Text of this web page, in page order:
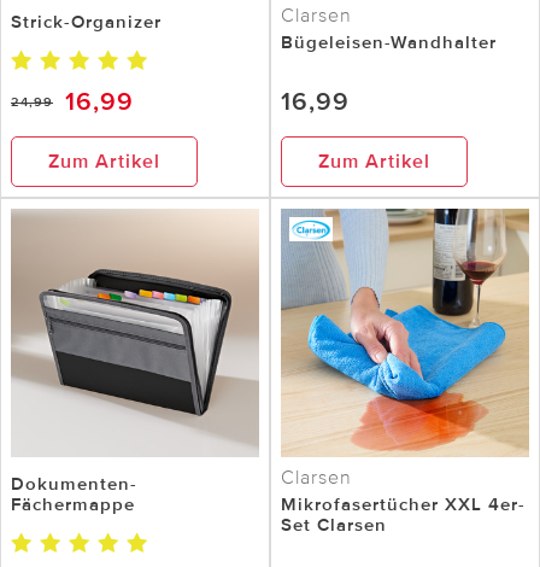
Strick-Organizer
24,99 16,99
Zum Artikel
Clarsen
Bügeleisen-Wandhalter
16,99
Zum Artikel
Dokumenten-
Fächermappe
Clarsen
Mikrofasertücher XXL 4er-
Set Clarsen